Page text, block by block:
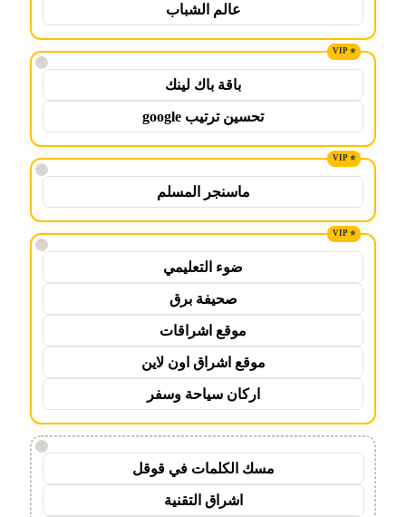
عالم الشباب
!
باقة باك لينك
تحسين ترتيب google
!
ماسنجر المسلم
!
ضوء التعليمي
صحيفة برق
موقع اشراقات
موقع اشراق اون لاين
اركان سياحة وسفر
!
مسك الكلمات في قوقل
اشراق التقنية